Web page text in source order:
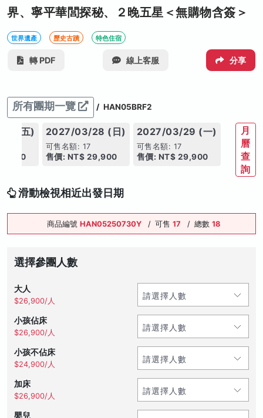
界、寧平華閭探秘、２晚五星＜無購物含簽＞
世界遺產 歷史古蹟 特色住宿
轉 PDF 線上客服 分享
所有團期一覽 / HAN05BRF2
(五) 2027/03/28 (日)
可售名額: 17
售價: NT$ 29,900
2027/03/29 (一)
可售名額: 17
售價: NT$ 29,900
月
曆
查
詢
滑動檢視相近出發日期
商品編號 HAN05250730Y / 可售 17 / 總數 18
選擇參團人數
大人
$26,900/人
小孩佔床
$26,900/人
小孩不佔床
$24,900/人
加床
$26,900/人
嬰兒